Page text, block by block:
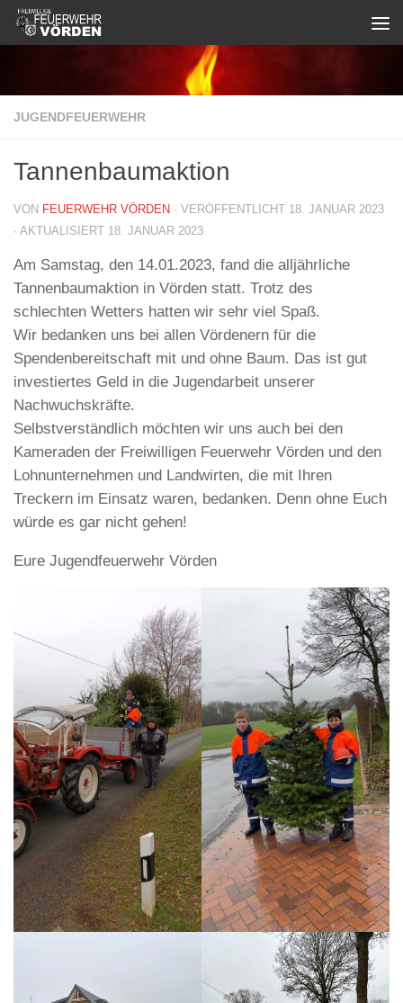
Zum Inhalt springen
JUGENDFEUERWEHR
Tannenbaumaktion
VON FEUERWEHR VÖRDEN · VERÖFFENTLICHT 18. JANUAR 2023
· AKTUALISIERT 18. JANUAR 2023
Am Samstag, den 14.01.2023, fand die alljährliche
Tannenbaumaktion in Vörden statt. Trotz des
schlechten Wetters hatten wir sehr viel Spaß.
Wir bedanken uns bei allen Vördenern für die
Spendenbereitschaft mit und ohne Baum. Das ist gut
investiertes Geld in die Jugendarbeit unserer
Nachwuchskräfte.
Selbstverständlich möchten wir uns auch bei den
Kameraden der Freiwilligen Feuerwehr Vörden und den
Lohnunternehmen und Landwirten, die mit Ihren
Treckern im Einsatz waren, bedanken. Denn ohne Euch
würde es gar nicht gehen!
Eure Jugendfeuerwehr Vörden